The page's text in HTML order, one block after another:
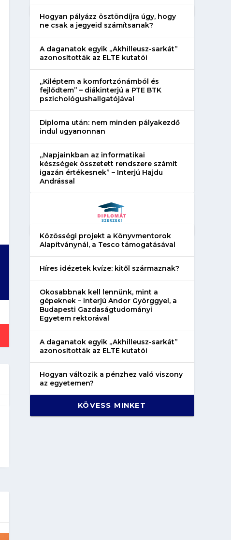
Hogyan pályázz ösztöndíjra úgy, hogy
ne csak a jegyeid számítsanak?
A daganatok egyik „Akhilleusz-sarkát”
azonosították az ELTE kutatói
„Kiléptem a komfortzónámból és
fejlődtem” – diákinterjú a PTE BTK
pszichológushallgatójával
Diploma után: nem minden pályakezdő
indul ugyanonnan
„Napjainkban az informatikai
készségek összetett rendszere számít
igazán értékesnek” – Interjú Hajdu
Andrással
Közösségi projekt a Könyvmentorok
Alapítványnál, a Tesco támogatásával
Híres idézetek kvíze: kitől származnak?
Okosabbnak kell lennünk, mint a
gépeknek – interjú Andor Györggyel, a
Budapesti Gazdaságtudományi
Egyetem rektorával
A daganatok egyik „Akhilleusz-sarkát”
azonosították az ELTE kutatói
Hogyan változik a pénzhez való viszony
az egyetemen?
KÖVESS MINKET